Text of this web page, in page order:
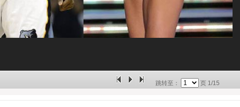
跳转至： 页 1/15